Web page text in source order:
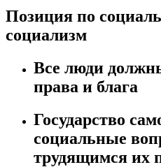
Позиция по
социализм
Все люди
права и блага
Государство
социальные
трудящимся их